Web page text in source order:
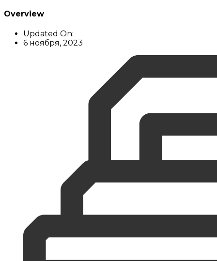
Overview
Updated On:
6 ноября, 2023